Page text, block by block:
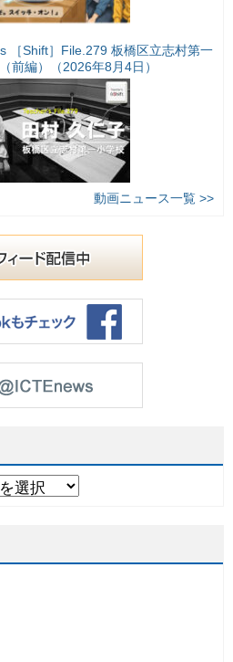
［Shift］File.279 板橋区立志村第一
前編）（2026年8月4日）
動画ニュース一覧 >>